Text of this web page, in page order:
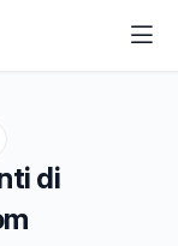
di